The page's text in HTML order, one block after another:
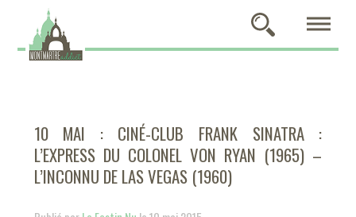
10 MAI : CINÉ-CLUB FRANK SINATRA :
L’EXPRESS DU COLONEL VON RYAN (1965) –
L’INCONNU DE LAS VEGAS (1960)